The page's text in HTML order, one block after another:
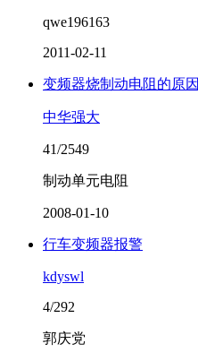
qwe196163
2011-02-11
变频器烧制动电阻的原因
中华强大
41/2549
制动单元电阻
2008-01-10
行车变频器报警
kdyswl
4/292
郭庆党